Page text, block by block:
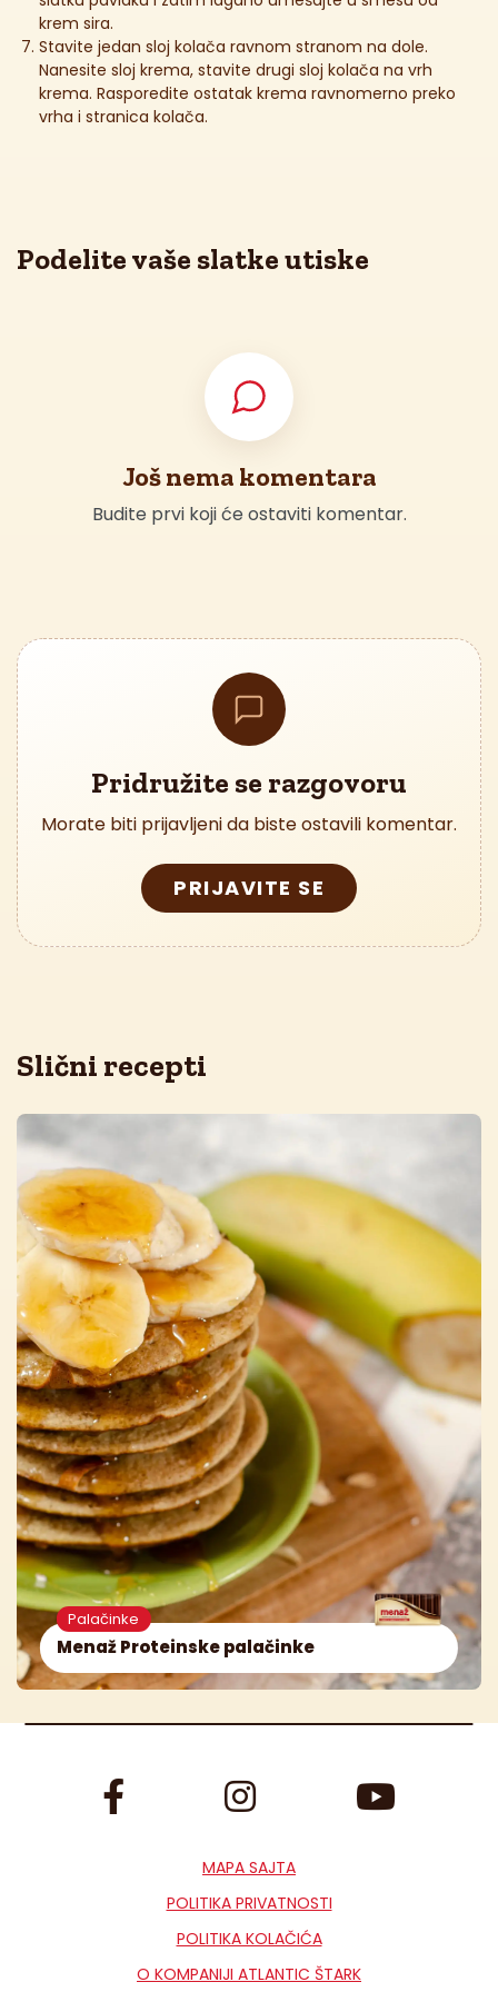
krem sira.
Stavite jedan sloj kolača ravnom stranom na dole.
Nanesite sloj krema, stavite drugi sloj kolača na vrh
krema. Rasporedite ostatak krema ravnomerno preko
vrha i stranica kolača.
Podelite vaše slatke utiske
Još nema komentara
Budite prvi koji će ostaviti komentar.
Pridružite se razgovoru
Morate biti prijavljeni da biste ostavili komentar.
PRIJAVITE SE
Slični recepti
Menaž Proteinske palačinke
Palačinke
MAPA SAJTA
POLITIKA PRIVATNOSTI
POLITIKA KOLAČIĆA
O KOMPANIJI ATLANTIC ŠTARK